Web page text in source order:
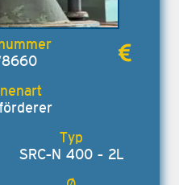
SRC-N 400 - 2L